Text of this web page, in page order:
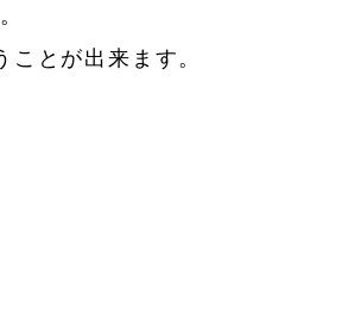
とが出来ます。